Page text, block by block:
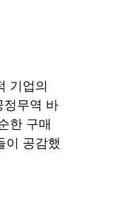
기업의
정무역 바
한 구매
이 공감했